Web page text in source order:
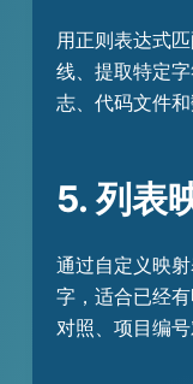
用正则表达式
线、提取特定
志、代码文件和
5. 列表
通过自定义映
字，适合已经
对照、项目编号